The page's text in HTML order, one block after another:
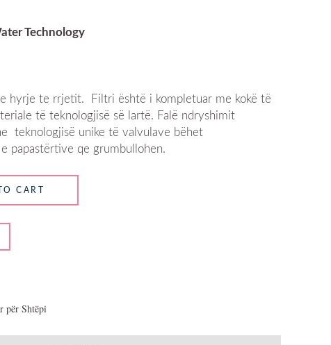
Technology
hyrje te rrjetit. Filtri është i kompletuar me kokë të
të teknologjisë së lartë. Falë ndryshimit
teknologjisë unike të valvulave bëhet
papastërtive qe grumbullohen.
CART
për Shtëpi